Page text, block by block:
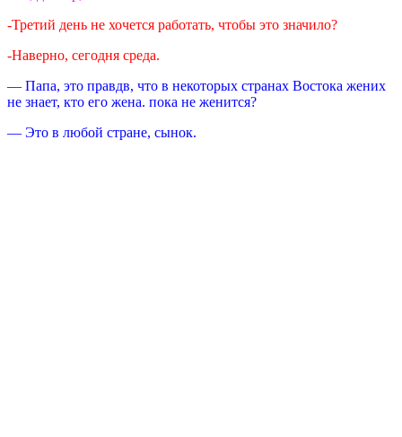
-Третий день не хочется работать, чтобы это значило?
-Наверно, сегодня среда.
— Папа, это правдв, что в некоторых странах Востока жених
не знает, кто его жена. пока не женится?
— Это в любой стране, сынок.